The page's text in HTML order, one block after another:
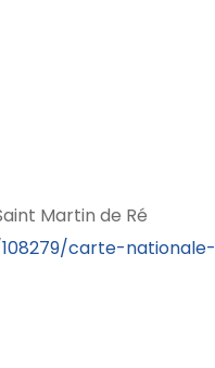
Martin de Ré
carte-nationale-